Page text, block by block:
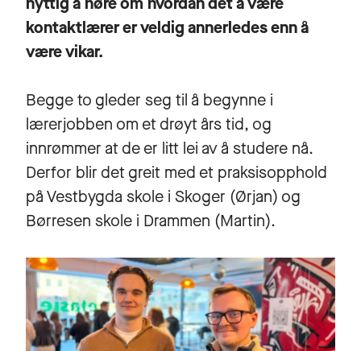
kontaktlærer er veldig annerledes enn å
være vikar.
Begge to gleder seg til å begynne i
lærerjobben om et drøyt års tid, og
innrømmer at de er litt lei av å studere nå.
Derfor blir det greit med et praksisopphold
på Vestbygda skole i Skoger (Ørjan) og
Børresen skole i Drammen (Martin).